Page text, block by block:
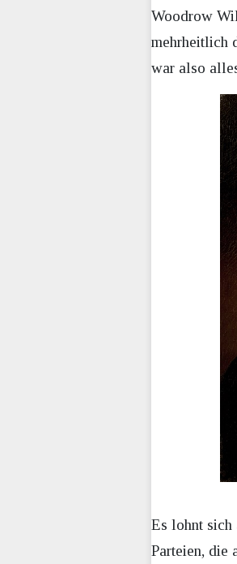
Woodrow
mehrheitlich
war also
Es lohnt sich
Parteien, die